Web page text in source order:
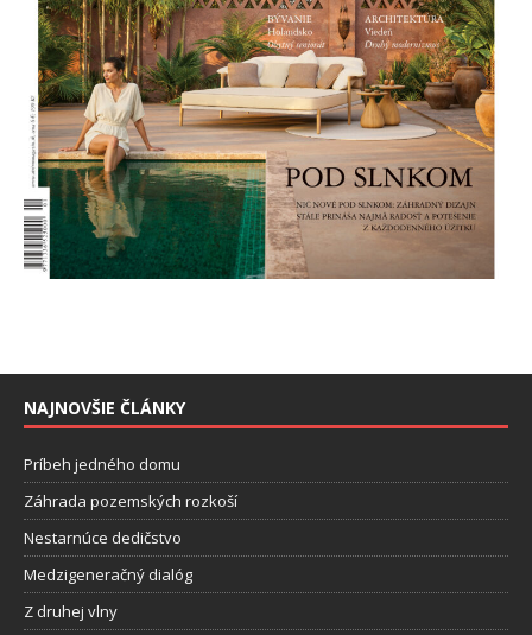
NAJNOVŠIE ČLÁNKY
Príbeh jedného domu
Záhrada pozemských rozkoší
Nestarnúce dedičstvo
Medzigeneračný dialóg
Z druhej vlny